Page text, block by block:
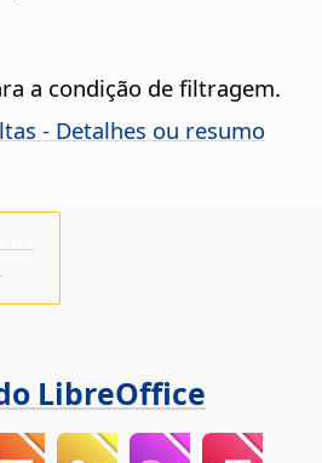
a condição de filtragem.
- Detalhes ou resumo
LibreOffice